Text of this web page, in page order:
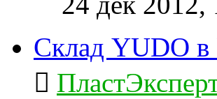
Склад YUDO в